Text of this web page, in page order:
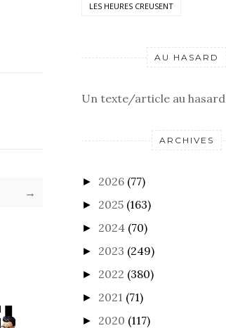
→
LES HEURES CREUSENT
AU HASARD
Un texte/article au hasard
ARCHIVES
► 2026 (77)
► 2025 (163)
► 2024 (70)
► 2023 (249)
► 2022 (380)
► 2021 (71)
► 2020 (117)